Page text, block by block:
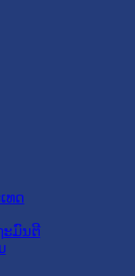
ທດ
ະມົນຕີ